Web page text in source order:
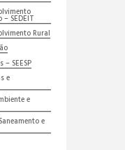
SEDEIT
Rural
SEESP
e
e
e